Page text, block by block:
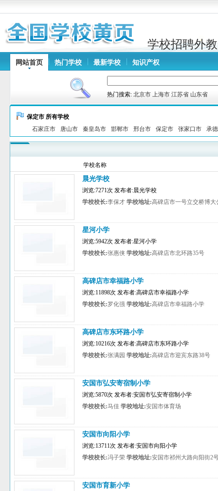
学校招聘外教
网站首页 热门学校 最新学校 知识产权
热门搜索: 北京市 上海市 江苏省 山东省
保定市 所有学校
石家庄市
唐山市 秦皇岛市 邯郸市 邢台市 保定市 张家口市 承
学校名称
晨光学校
浏览:7271次 发布者:晨光学校
学校校长:李保才 学校地址:高碑店市一号立交桥博大
星河小学
浏览:5942次 发布者:星河小学
学校校长:张惠侠 学校地址:高碑店市北环路35号
高碑店市幸福路小学
浏览:11898次 发布者:高碑店市幸福路小学
学校校长:罗化强 学校地址:高碑店市幸福路小学
高碑店市东环路小学
浏览:10216次 发布者:高碑店市东环路小学
学校校长:张满园 学校地址:高碑店市迎宾东路38号
安国市弘安寄宿制小学
浏览:5870次 发布者:安国市弘安寄宿制小学
学校校长:马佳 学校地址:安国市体育场
安国市向阳小学
浏览:13711次 发布者:安国市向阳小学
学校校长:冯子荣 学校地址:安国市祁州大路向阳街2
安国市育新小学